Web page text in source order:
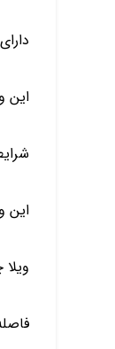
این
این